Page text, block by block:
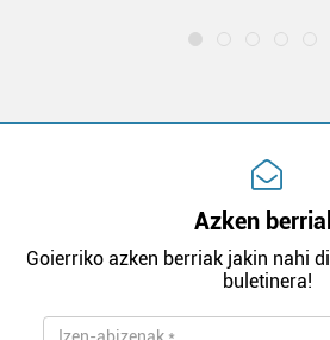
Azken
Goierriko azken berriak jakin nahi
buletinera!